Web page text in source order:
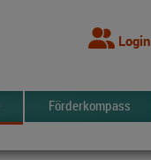
Login
Förderkompass